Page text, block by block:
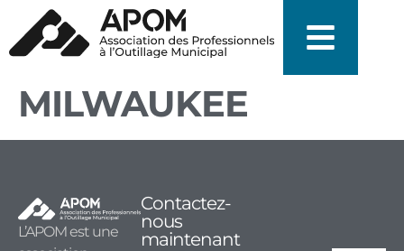
MILWAUKEE
L’APOM est une
Contactez-
nous
maintenant